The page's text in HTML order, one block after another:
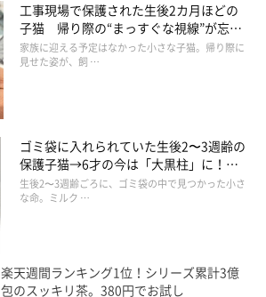
工事現場で保護された生後2カ月ほどの
子猫 帰り際の“まっすぐな視線”が忘れ
られず、家族の一員に
家族に迎える予定はなかった小さな子猫。帰り際に
見せた姿が、飼 …
ゴミ袋に入れられていた生後2〜3週齢の
保護子猫→6才の今は「大黒柱」に！
美しい黒猫に成長した姿にグッとくる
生後2〜3週齢ごろに、ゴミ袋の中で見つかった小さ
な命。ミルク …
楽天週間ランキング1位！シリーズ累計3億
包のスッキリ茶。380円でお試し